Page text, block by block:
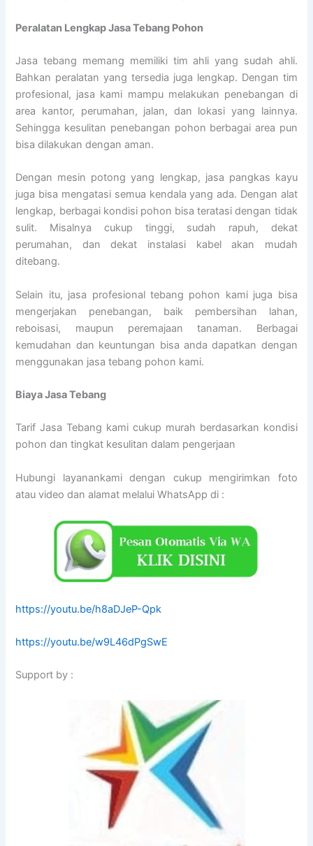
Peralatan Lengkap Jasa Tebang Pohon
Jasa tebang memang memiliki tim ahli yang sudah ahli.
Bahkan peralatan yang tersedia juga lengkap. Dengan tim
profesional, jasa kami mampu melakukan penebangan di
area kantor, perumahan, jalan, dan lokasi yang lainnya.
Sehingga kesulitan penebangan pohon berbagai area pun
bisa dilakukan dengan aman.
Dengan mesin potong yang lengkap, jasa pangkas kayu
juga bisa mengatasi semua kendala yang ada. Dengan alat
lengkap, berbagai kondisi pohon bisa teratasi dengan tidak
sulit. Misalnya cukup tinggi, sudah rapuh, dekat
perumahan, dan dekat instalasi kabel akan mudah
ditebang.
Selain itu, jasa profesional tebang pohon kami juga bisa
mengerjakan penebangan, baik pembersihan lahan,
reboisasi, maupun peremajaan tanaman. Berbagai
kemudahan dan keuntungan bisa anda dapatkan dengan
menggunakan jasa tebang pohon kami.
Biaya Jasa Tebang
Tarif Jasa Tebang kami cukup murah berdasarkan kondisi
pohon dan tingkat kesulitan dalam pengerjaan
Hubungi layanankami dengan cukup mengirimkan foto
atau video dan alamat melalui WhatsApp di :
https://youtu.be/h8aDJeP-Qpk
https://youtu.be/w9L46dPgSwE
Support by :